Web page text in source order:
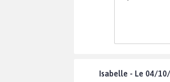
Isabelle - Le 04/